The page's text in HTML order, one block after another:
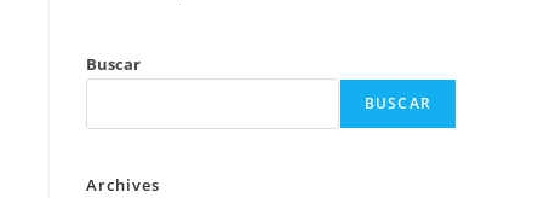
Buscar
BUSCAR
Archives